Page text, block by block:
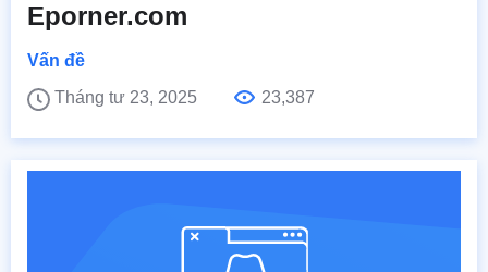
Eporner.com
Vấn đề
Tháng tư 23, 2025
23,387